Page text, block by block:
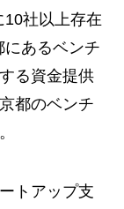
社以上存在
にあるベンチ
る資金提供
都のベンチ
トアップ支